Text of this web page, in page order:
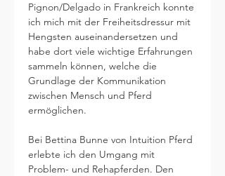
Pignon/Delgado in Frankreich konnte
ich mich mit der Freiheitsdressur mit
Hengsten auseinandersetzen und
habe dort viele wichtige Erfahrungen
sammeln können, welche die
Grundlage der Kommunikation
zwischen Mensch und Pferd
ermöglichen.
Bei Bettina Bunne von Intuition Pferd
erlebte ich den Umgang mit
Problem- und Rehapferden. Den